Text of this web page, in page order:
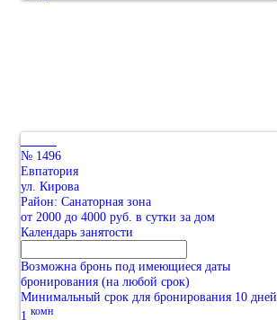
№ 1496
Евпатория
ул. Кирова
Район: Санаторная зона
от 2000 до 4000 руб. в сутки за дом
Календарь занятости
Возможна бронь под имеющиеся даты
бронирования (на любой срок)
Минимальный срок для бронирования 10 дней
1 комн